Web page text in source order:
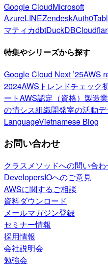
Google CloudMicrosoft
AzureLINEZendeskAuth0
マティカdbtDuckDB
特集やシリーズから探す
Google Cloud Next ’25AWS
2024AWSトレンドチェック
ートAWS認定（資格） 製造
の情シス組織開発室の活動
LanguageVietnamese Blog
お問い合わせ
クラスメソッドへの問い合
DevelopersIOへのご意見
AWSに関するご相談
資料ダウンロード
メールマガジン登録
セミナー情報
採用情報
会社説明会
勉強会